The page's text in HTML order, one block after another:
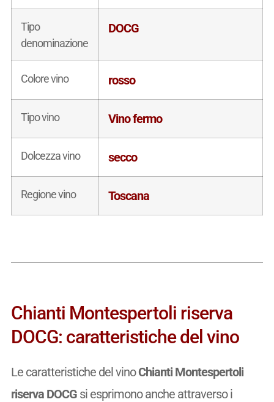
Tipo
denominazione
DOCG
Colore vino rosso
Tipo vino Vino fermo
Dolcezza vino secco
Regione vino Toscana
Chianti Montespertoli riserva
DOCG: caratteristiche del vino
Le caratteristiche del vinoChianti Montespertoli
riserva DOCGsi esprimono anche attraverso i